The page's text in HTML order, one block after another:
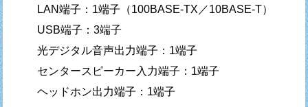
LAN端子：1端子（100BASE-TX／10BASE-T）
USB端子：3端子
光デジタル音声出力端子：1端子
センタースピーカー入力端子：1端子
ヘッドホン出力端子：1端子